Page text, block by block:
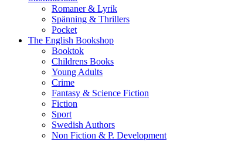
Romaner & Lyrik
Spänning & Thrillers
Pocket
The English Bookshop
Booktok
Childrens Books
Young Adults
Crime
Fantasy & Science Fiction
Fiction
Sport
Swedish Authors
Non Fiction & P. Development